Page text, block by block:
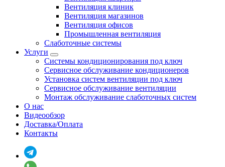
Вентиляция клиник
Вентиляция магазинов
Вентиляция офисов
Промышленная вентиляция
Слаботочные системы
Услуги
Системы кондиционирования под ключ
Сервисное обслуживание кондиционеров
Установка систем вентиляции под ключ
Сервисное обслуживание вентиляции
Монтаж обслуживание слаботочных систем
О нас
Видеообзор
Доставка/Оплата
Контакты